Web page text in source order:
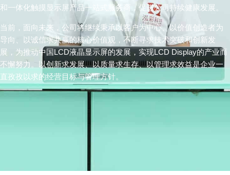
和一体化触摸显示屏产品一站式服务商，促进公司持续健康发展。
当前，面向未来，公司将继续秉承以客户为中心、以价值创造者为
导向、以诚信求共赢的核心价值观，不断寻求技术突破和创新发
展，为推动中国LCD液晶显示屏的发展，实现LCD Display的产业而
不懈努力。以创新求发展、以质量求生存、以管理求效益是企业一
直孜孜以求的经营目标与管理方针。